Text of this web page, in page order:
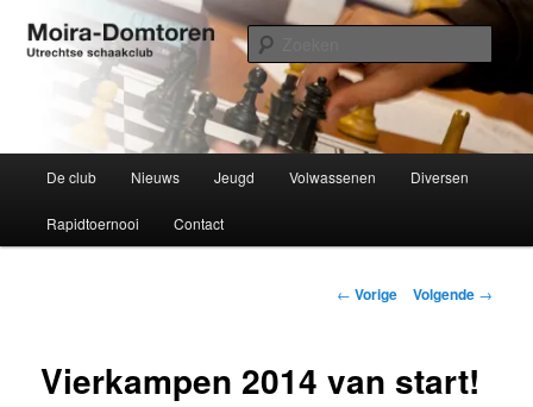
naar
Moira-Domtoren
Utrechtse schaakclub opgericht 1934
De club Nieuws Jeugd Volwassenen Diversen
Rapidtoernooi Contact
Bericht
← Vorige Volgende →
Vierkampen 2014 van start!